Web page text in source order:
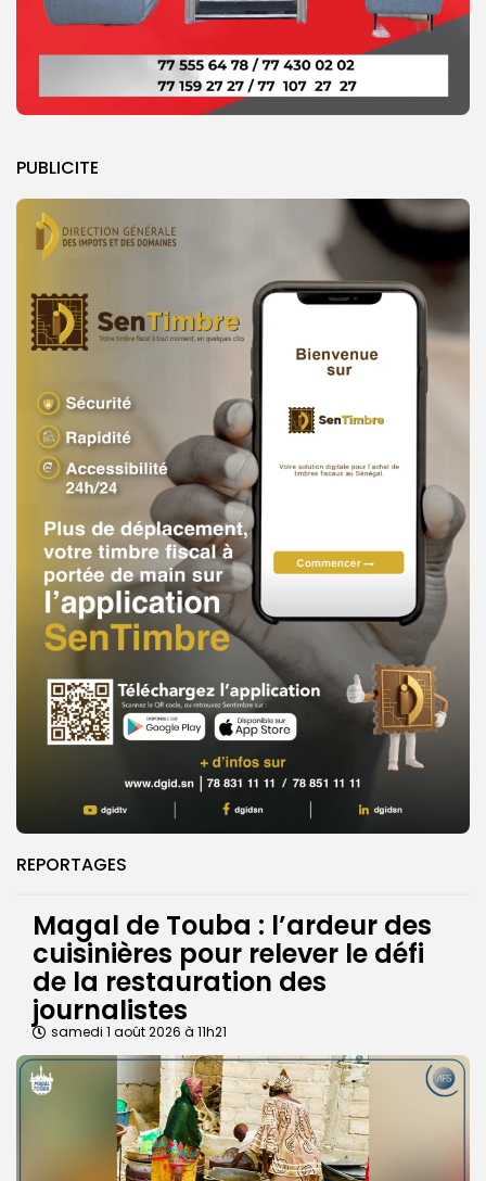
PUBLICITE
REPORTAGES
Magal de Touba : l’ardeur des
cuisinières pour relever le défi
de la restauration des
journalistes
samedi 1 août 2026 à 11h21